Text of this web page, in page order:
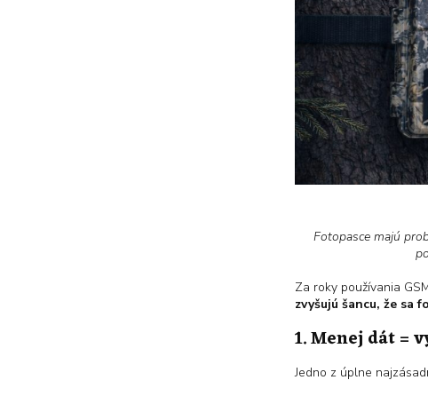
Fotopasce majú
Za roky používania
zvyšujú šancu, že sa
1. Menej dát =
Jedno z úplne